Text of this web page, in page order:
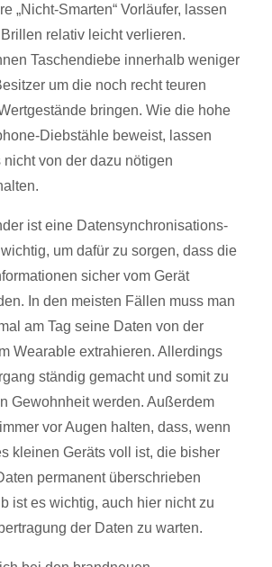
„Nicht-Smarten“ Vorläufer, lassen
relativ leicht verlieren.
Taschendiebe innerhalb weniger
um die noch recht teuren
bringen. Wie die hohe
Diebstähle beweist, lassen
von der dazu nötigen
ist eine Datensynchronisations-
um dafür zu sorgen, dass die
sicher vom Gerät
In den meisten Fällen muss man
am Tag seine Daten von der
Wearable extrahieren. Allerdings
ständig gemacht und somit zu
Gewohnheit werden. Außerdem
vor Augen halten, dass, wenn
kleinen Geräts voll ist, die bisher
permanent überschrieben
ist es wichtig, auch hier nicht zu
der Daten zu warten.